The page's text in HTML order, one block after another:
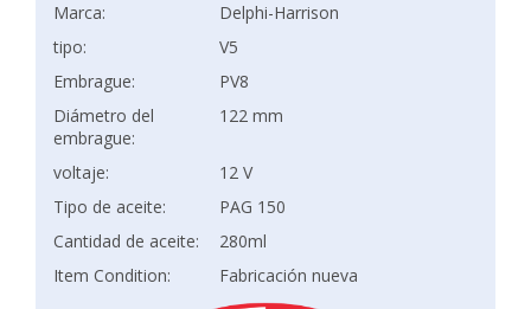
Marca:
Delphi-Harrison
tipo:
V5
Embrague:
PV8
Diámetro del
embrague:
122 mm
voltaje:
12 V
Tipo de aceite:
PAG 150
Cantidad de aceite:
280ml
Item Condition:
Fabricación nueva